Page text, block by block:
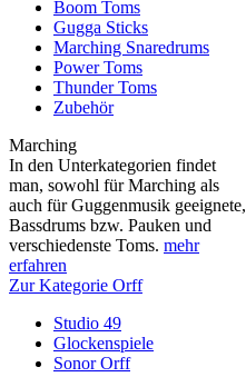
Boom Toms
Gugga Sticks
Marching Snaredrums
Power Toms
Thunder Toms
Zubehör
Marching
In den Unterkategorien findet
man, sowohl für Marching als
auch für Guggenmusik geeignete,
Bassdrums bzw. Pauken und
verschiedenste Toms. mehr
erfahren
Zur Kategorie Orff
Studio 49
Glockenspiele
Sonor Orff